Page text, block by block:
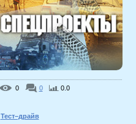
0 0 0.0
Тест–драйв